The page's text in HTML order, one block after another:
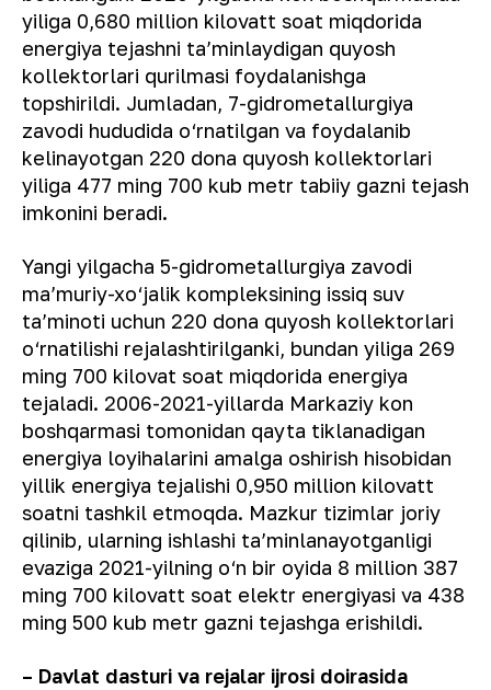
yiliga 0,680 million kilovatt soat miqdorida
energiya tejashni taʼminlaydigan quyosh
kollektorlari qurilmasi foydalanishga
topshirildi. Jumladan, 7-gidrometallurgiya
zavodi hududida o‘rnatilgan va foydalanib
kelinayotgan 220 dona quyosh kollektorlari
yiliga 477 ming 700 kub metr tabiiy gazni tejash
imkonini beradi.
Yangi yilgacha 5-gidrometallurgiya zavodi
maʼmuriy-xo‘jalik kompleksining issiq suv
taʼminoti uchun 220 dona quyosh kollektorlari
o‘rnatilishi rejalashtirilganki, bundan yiliga 269
ming 700 kilovat soat miqdorida energiya
tejaladi. 2006-2021-yillarda Markaziy kon
boshqarmasi tomonidan qayta tiklanadigan
energiya loyihalarini amalga oshirish hisobidan
yillik energiya tejalishi 0,950 million kilovatt
soatni tashkil etmoqda. Mazkur tizimlar joriy
qilinib, ularning ishlashi taʼminlanayotganligi
evaziga 2021-yilning o‘n bir oyida 8 million 387
ming 700 kilovatt soat elektr energiyasi va 438
ming 500 kub metr gazni tejashga erishildi.
– Davlat dasturi va rejalar ijrosi doirasida